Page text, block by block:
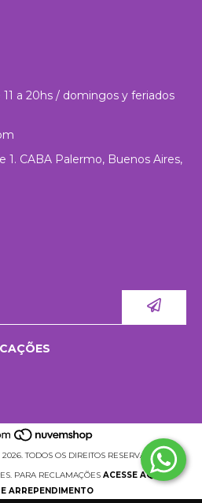
a 20hs / domingos y feriados
1. CABA Palermo, Buenos Aires,
TODOS OS DIREITOS RESERVADOS.
PARA RECLAMAÇÕES ACESSE AQUI.
ARREPENDIMENTO